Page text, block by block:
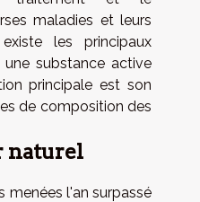
maladies et leurs
les principaux
substance active
principale est son
de composition des
naturel
menées l'an surpassé